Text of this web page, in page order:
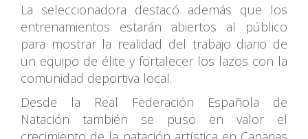
La seleccionadora destacó además que los
entrenamientos estarán abiertos al público
para mostrar la realidad del trabajo diario de
un equipo de élite y fortalecer los lazos con la
comunidad deportiva local.
Desde la Real Federación Española de
Natación también se puso en valor el